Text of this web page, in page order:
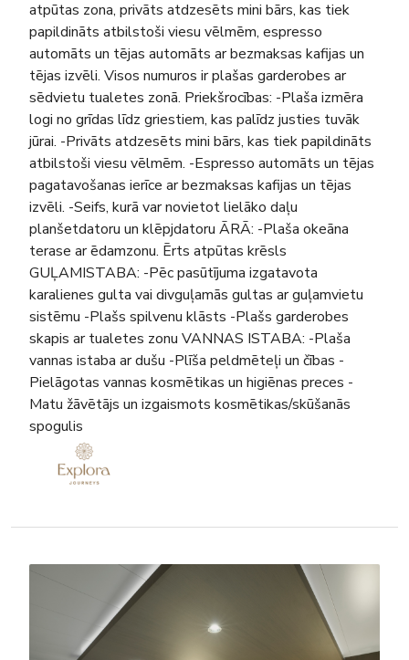
atpūtas zona, privāts atdzesēts mini bārs, kas tiek
papildināts atbilstoši viesu vēlmēm, espresso
automāts un tējas automāts ar bezmaksas kafijas un
tējas izvēli. Visos numuros ir plašas garderobes ar
sēdvietu tualetes zonā. Priekšrocības: -Plaša izmēra
logi no grīdas līdz griestiem, kas palīdz justies tuvāk
jūrai. -Privāts atdzesēts mini bārs, kas tiek papildināts
atbilstoši viesu vēlmēm. -Espresso automāts un tējas
pagatavošanas ierīce ar bezmaksas kafijas un tējas
izvēli. -Seifs, kurā var novietot lielāko daļu
planšetdatoru un klēpjdatoru ĀRĀ: -Plaša okeāna
terase ar ēdamzonu. Ērts atpūtas krēsls
GUĻAMISTABA: -Pēc pasūtījuma izgatavota
karalienes gulta vai divguļamās gultas ar guļamvietu
sistēmu -Plašs spilvenu klāsts -Plašs garderobes
skapis ar tualetes zonu VANNAS ISTABA: -Plaša
vannas istaba ar dušu -Plīša peldmēteļi un čības -
Pielāgotas vannas kosmētikas un higiēnas preces -
Matu žāvētājs un izgaismots kosmētikas/skūšanās
spogulis